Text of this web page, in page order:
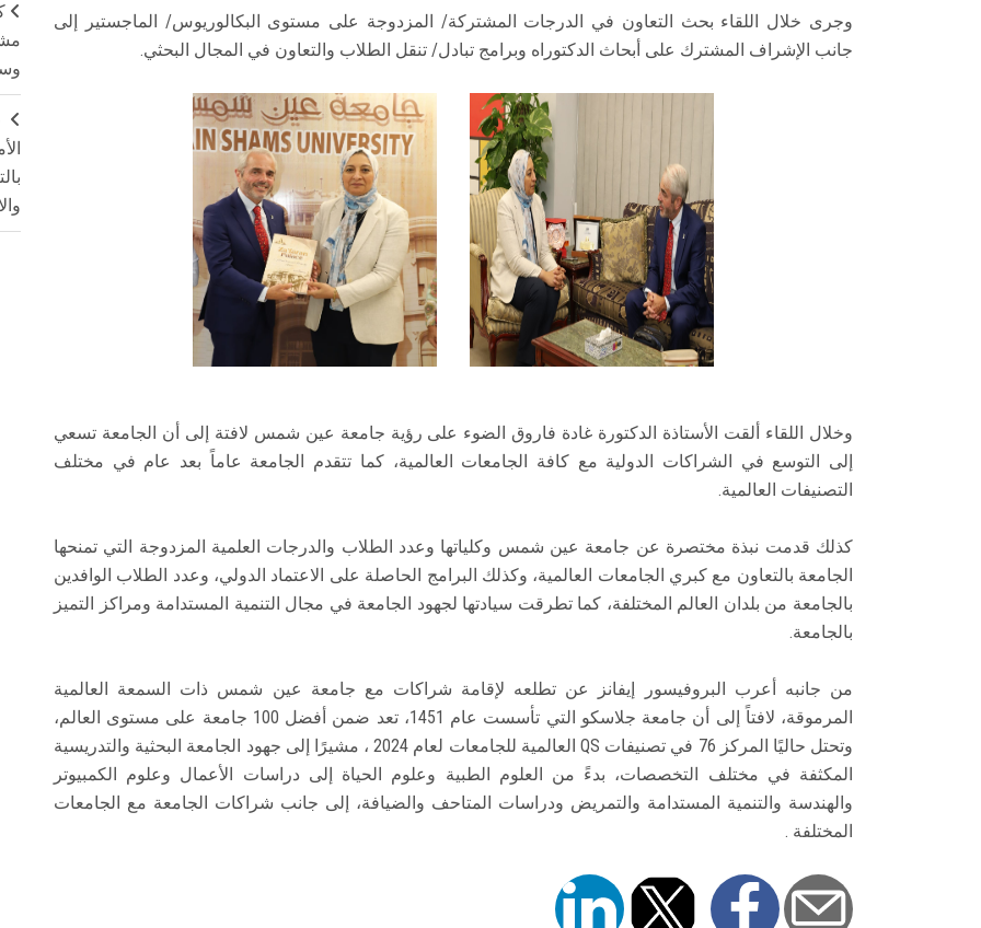
وجرى خلال اللقاء بحث التعاون في الدرجات المشتركة/ المزدوجة على مستوى البكالوريوس/ الماجستير إلى
جانب الإشراف المشترك على أبحاث الدكتوراه وبرامج تبادل/ تنقل الطلاب والتعاون في المجال البحثي.
وخلال اللقاء ألقت الأستاذة الدكتورة غادة فاروق الضوء على رؤية جامعة عين شمس لافتة إلى أن الجامعة تسعي
إلى التوسع في الشراكات الدولية مع كافة الجامعات العالمية، كما تتقدم الجامعة عاماً بعد عام في مختلف
التصنيفات العالمية.
كذلك قدمت نبذة مختصرة عن جامعة عين شمس وكلياتها وعدد الطلاب والدرجات العلمية المزدوجة التي تمنحها
الجامعة بالتعاون مع كبري الجامعات العالمية، وكذلك البرامج الحاصلة على الاعتماد الدولي، وعدد الطلاب الوافدين
بالجامعة من بلدان العالم المختلفة، كما تطرقت سيادتها لجهود الجامعة في مجال التنمية المستدامة ومراكز التميز
بالجامعة.
من جانبه أعرب البروفيسور إيفانز عن تطلعه لإقامة شراكات مع جامعة عين شمس ذات السمعة العالمية
المرموقة، لافتاً إلى أن جامعة جلاسكو التي تأسست عام 1451، تعد ضمن أفضل 100 جامعة على مستوى العالم،
وتحتل حاليًا المركز 76 في تصنيفات QS العالمية للجامعات لعام 2024 ، مشيرًا إلى جهود الجامعة البحثية والتدريسية
المكثفة في مختلف التخصصات، بدءً من العلوم الطبية وعلوم الحياة إلى دراسات الأعمال وعلوم الكمبيوتر
والهندسة والتنمية المستدامة والتمريض ودراسات المتاحف والضيافة، إلى جانب شراكات الجامعة مع الجامعات
المختلفة .